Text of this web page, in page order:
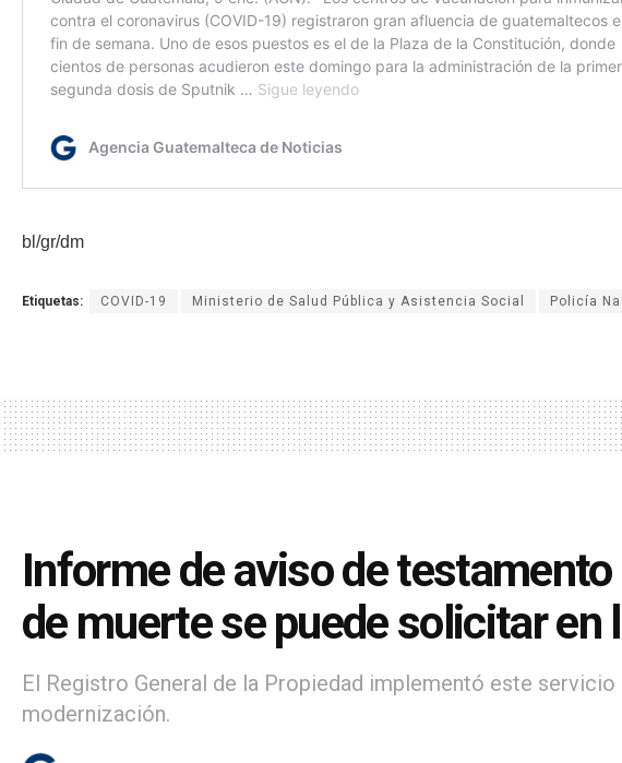
bl/gr/dm
Etiquetas: COVID-19 Ministerio de Salud Pública y Asistencia Social Policía
Informe de aviso de
de muerte se puede solicitar en
El Registro General de la Propiedad implementó este
modernización.